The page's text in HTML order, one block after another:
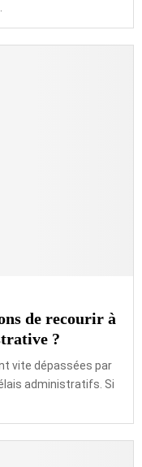
de recourir à
?
vite dépassées par
administratifs. Si